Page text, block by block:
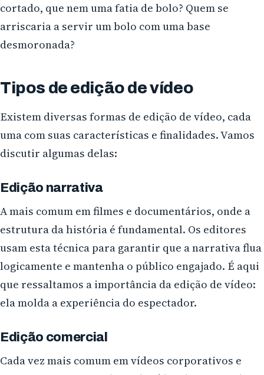
cortado, que nem uma fatia de bolo? Quem se
arriscaria a servir um bolo com uma base
desmoronada?
Tipos de edição de vídeo
Existem diversas formas de edição de vídeo, cada
uma com suas características e finalidades. Vamos
discutir algumas delas:
Edição narrativa
A mais comum em filmes e documentários, onde a
estrutura da história é fundamental. Os editores
usam esta técnica para garantir que a narrativa flua
logicamente e mantenha o público engajado. É aqui
que ressaltamos a importância da edição de vídeo:
ela molda a experiência do espectador.
Edição comercial
Cada vez mais comum em vídeos corporativos e